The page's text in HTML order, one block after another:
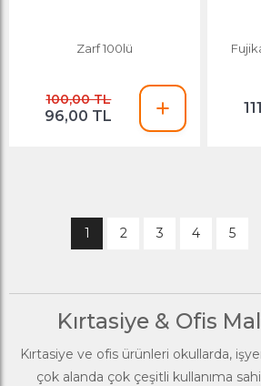
Zarf 100lü
100,00 TL
96,00 TL
1 2 3 4 5
Kırtasiye & Ofis
Kırtasiye ve ofis ürünleri okullarda,
çok alanda çok çeşitli kullanıma